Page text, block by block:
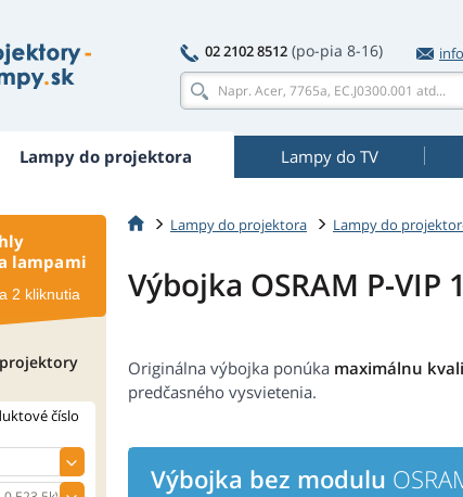
02 2102 8512 (po-pia 8-16)
Lampy do projektora Lampy do TV
Lampy do projektora Lampy do
Výbojka OSRAM P-VIP
Originálna výbojka ponúka maximálnu
predčasného vysvietenia.
Výbojka bez modulu
lampami
2 kliknutia
číslo